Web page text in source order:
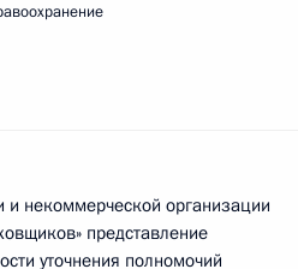
и некоммерческой организации
представление
уточнения полномочий